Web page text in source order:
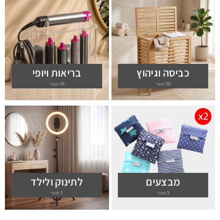
כביסה וגיהוץ
20 מוצר
בריאות ויופי
10 מוצר
מבצעים
3 מוצר
לתינוק ולילד
1 מוצר